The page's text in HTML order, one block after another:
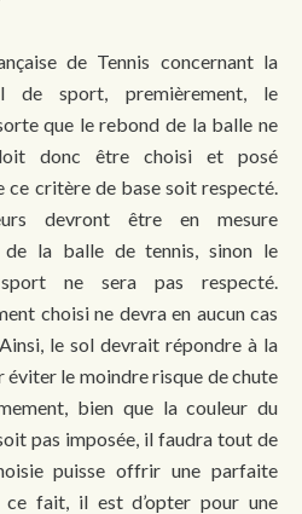
de Tennis concernant la
de sport, premièrement, le
que le rebond de la balle ne
donc être choisi et posé
ce critère de base soit respecté.
devront être en mesure
de la balle de tennis, sinon le
ne sera pas respecté.
choisi ne devra en aucun cas
le sol devrait répondre à la
éviter le moindre risque de chute
bien que la couleur du
pas imposée, il faudra tout de
puisse offrir une parfaite
fait, il est d’opter pour une